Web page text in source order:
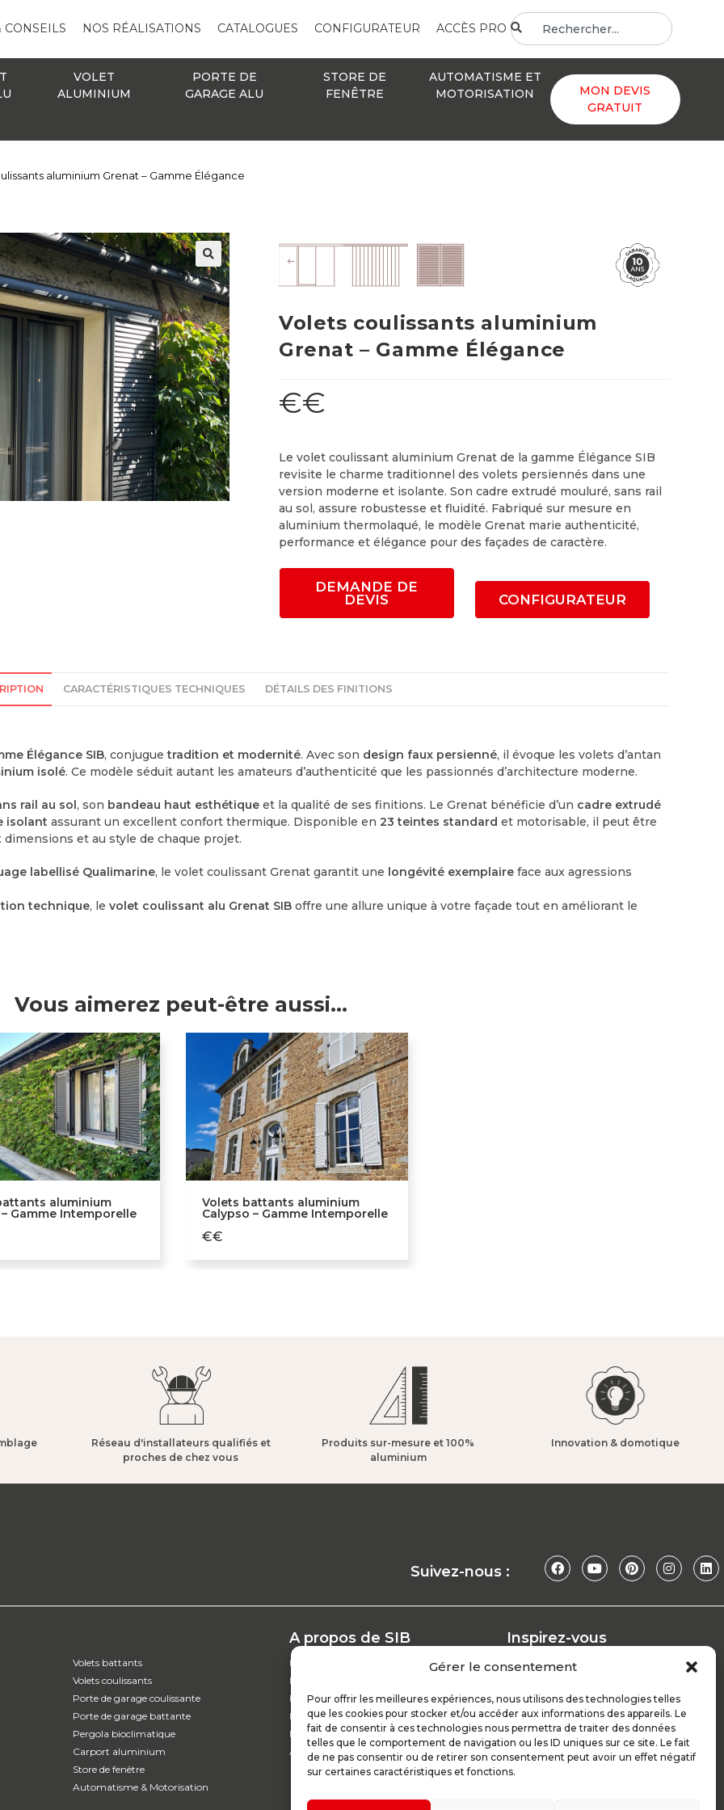
Gérer le consentement
Pour offrir les meilleures expériences, nous utilisons des technologies telles
que les cookies pour stocker et/ou accéder aux informations des appareils. Le
fait de consentir à ces technologies nous permettra de traiter des données
telles que le comportement de navigation ou les ID uniques sur ce site. Le fait
de ne pas consentir ou de retirer son consentement peut avoir un effet négatif
sur certaines caractéristiques et fonctions.
CONSEILS NOS RÉALISATIONS CATALOGUES CONFIGURATEUR ACCÈS PRO
VOLET
ALUMINIUM
PORTE DE
GARAGE ALU
STORE DE
FENÊTRE
AUTOMATISME ET
MOTORISATION
MON DEVIS
GRATUIT
aluminium Grenat – Gamme Élégance
🔍
Volets coulissants aluminium
Grenat – Gamme Élégance
€€
Le volet coulissant aluminium Grenat de la gamme Élégance SIB
revisite le charme traditionnel des volets persiennés dans une
version moderne et isolante. Son cadre extrudé mouluré, sans rail
au sol, assure robustesse et fluidité. Fabriqué sur mesure en
aluminium thermolaqué, le modèle Grenat marie authenticité,
performance et élégance pour des façades de caractère.
DEMANDE DE
DEVIS
CONFIGURATEUR
CARACTÉRISTIQUES TECHNIQUES DÉTAILS DES FINITIONS
Élégance SIB, conjuguetradition et modernité. Avec son design faux persienné, il évoque les volets d’antan
isolé. Ce modèle séduit autant les amateurs d’authenticité que les passionnés d’architecture moderne.
rail au sol, son bandeau haut esthétique et la qualité de ses finitions. Le Grenat bénéficie d’un cadre extrudé
isolant assurant un excellent confort thermique. Disponible en 23 teintes standard et motorisable, il peut être
dimensions et au style de chaque projet.
labellisé Qualimarine, le volet coulissant Grenat garantit une longévité exemplaire face aux agressions
technique, levolet coulissant alu Grenat SIB offre une allure unique à votre façade tout en améliorant le
Vous aimerez peut-être aussi…
aluminium
Gamme Intemporelle
Volets battants aluminium
Calypso – Gamme Intemporelle
€€
Réseau d'installateurs qualifiés et
proches de chez vous​
Produits sur-mesure et 100%
aluminium​
Innovation & domotique​
Suivez-nous :
Volets battants
Volets coulissants
Porte de garage coulissante
Porte de garage battante
Pergola bioclimatique
Carport aluminium
Store de fenêtre
Automatisme & Motorisation
A propos de SIB
L’entreprise
Nos catalogues
Parcours d'achat
Nos garanties
Nos offres d’emploi
Actualités
Inspirez-vous
Nos conseils
Configurateur
Demande de devis
Parrain d’excellence